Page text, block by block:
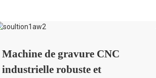
Machine de gravure CNC
industrielle robuste et